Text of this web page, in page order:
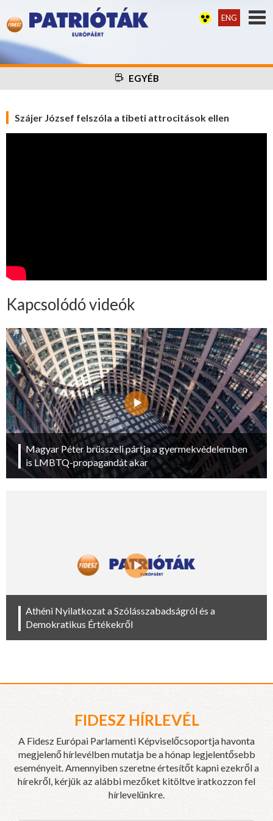
ENG
EGYÉB
Szájer József felszóla a tibeti attrocitások ellen
Kapcsolódó videók
Magyar Péter brüsszeli pártja a gyermekvédelemben
is LMBTQ-propagandát akar
Athéni Nyilatkozat a Szólásszabadságról és a
Demokratikus Értékekről
FIDESZ HÍRLEVÉL
A Fidesz Európai Parlamenti Képviselőcsoportja havonta
megjelenő hírlevélben mutatja be a hónap legjelentősebb
eseményeit. Amennyiben szeretne értesítőt kapni ezekről a
hírekről, kérjük az alábbi mezőket kitöltve iratkozzon fel
hírlevelünkre.